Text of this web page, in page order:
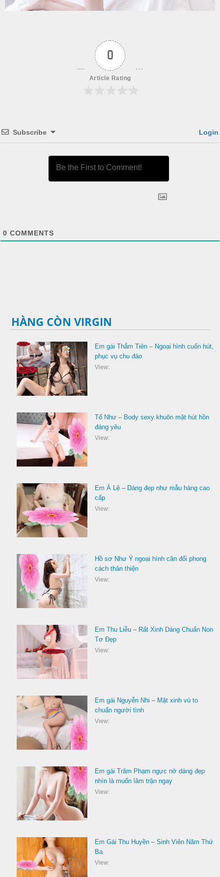
0
Article Rating
Subscribe Login
0 COMMENTS
HÀNG CÒN VIRGIN
Em gái Thắm Tiên – Ngoại hình cuốn hút,
phục vụ chu đáo
View:
Tố Như – Body sexy khuôn mặt hút hồn
đáng yêu
View:
Em Á Lệ – Dáng đẹp như mẫu hàng cao
cấp
View:
Hồ sơ Như Ý ngoại hình cân đối phong
cách thân thiện
View:
Em Thu Liễu – Rất Xinh Dáng Chuẩn Non
Tơ Đẹp
View:
Em gái Nguyễn Nhi – Mặt xinh vú to
chuẩn người tình
View:
Em gái Trâm Phạm ngực nở dáng đẹp
nhìn là muốn lâm trận ngay
View:
Em Gái Thu Huyền – Sinh Viên Năm Thứ
Ba
View: